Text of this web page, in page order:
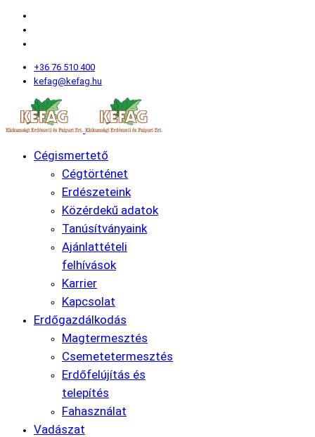
+36 76 510 400
kefag@kefag.hu
Cégismertető
Cégtörténet
Erdészeteink
Közérdekű adatok
Tanúsítványaink
Ajánlattételi
felhívások
Karrier
Kapcsolat
Erdőgazdálkodás
Magtermesztés
Csemetetermesztés
Erdőfelújítás és
telepítés
Fahasználat
Vadászat